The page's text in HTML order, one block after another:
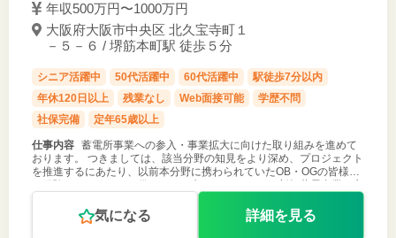
年収500万円〜1000万円
大阪府大阪市中央区 北久宝寺町１
－５－６ / 堺筋本町駅 徒歩５分
シニア活躍中 50代活躍中 60代活躍中
駅徒歩7分以内
年休120日以上
残業なし Web面接可能
学歴不問
社保完備
定年65歳以上
仕事内容 蓄電所事業への参入・事業拡大に向けた取り組みを進めて
おります。 つきましては、該当分野の知見をより深め、プロジェクト
を推進するにあたり、以前本分野に携わられていたOB・OGの皆様の
気になる 詳細を見る